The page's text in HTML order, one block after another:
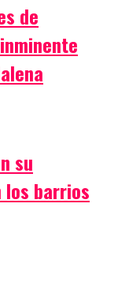
de
su
los barrios